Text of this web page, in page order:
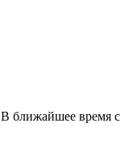
ближайшее время с